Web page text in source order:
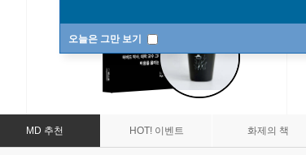
오늘은 그만 보기
MD 추천 HOT! 이벤트 화제의 책